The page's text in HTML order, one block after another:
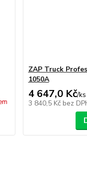
ZAP Truck
1050A
4 647,0 Kč/ks
3 840,5 Kč bez